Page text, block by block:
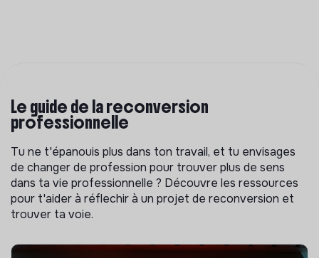
Le guide de la reconversion
professionnelle
Tu ne t'épanouis plus dans ton travail, et tu envisages
de changer de profession pour trouver plus de sens
dans ta vie professionnelle ? Découvre les ressources
pour t'aider à réflechir à un projet de reconversion et
trouver ta voie.